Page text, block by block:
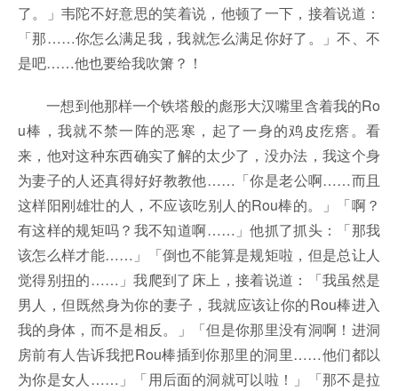
了。」韦陀不好意思的笑着说，他顿了一下，接着说道：
「那……你怎么满足我，我就怎么满足你好了。」不、不
是吧……他也要给我吹箫？！
一想到他那样一个铁塔般的彪形大汉嘴里含着我的Ro
u棒，我就不禁一阵的恶寒，起了一身的鸡皮疙瘩。看
来，他对这种东西确实了解的太少了，没办法，我这个身
为妻子的人还真得好好教教他……「你是老公啊……而且
这样阳刚雄壮的人，不应该吃别人的Rou棒的。」「啊？
有这样的规矩吗？我不知道啊……」他抓了抓头：「那我
该怎么样才能……」「倒也不能算是规矩啦，但是总让人
觉得别扭的……」我爬到了床上，接着说道：「我虽然是
男人，但既然身为你的妻子，我就应该让你的Rou棒进入
我的身体，而不是相反。」「但是你那里没有洞啊！进洞
房前有人告诉我把Rou棒插到你那里的洞里……他们都以
为你是女人……」「用后面的洞就可以啦！」「那不是拉